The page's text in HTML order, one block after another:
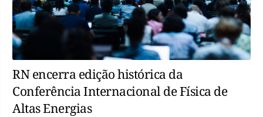
RN encerra edição histórica da
Conferência Internacional de Física de
Altas Energias